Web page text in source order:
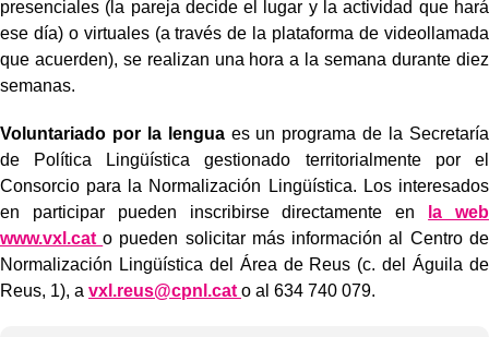
presenciales (la pareja decide el lugar y la actividad que hará
ese día) o virtuales (a través de la plataforma de videollamada
que acuerden), se realizan una hora a la semana durante diez
semanas.
Voluntariado por la lenguaes un programa de la Secretaría
de Política Lingüística gestionado territorialmente por el
Consorcio para la Normalización Lingüística. Los interesados
en participar pueden inscribirse directamente en
la web
www.vxl.cato pueden solicitar más información al Centro de
Normalización Lingüística del Área de Reus (c. del Águila de
Reus, 1), a vxl.reus@cpnl.cat o al 634 740 079.